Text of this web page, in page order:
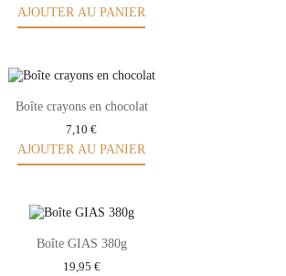
AJOUTER AU PANIER
Boîte crayons en chocolat
7,10 €
AJOUTER AU PANIER
Boîte GIAS 380g
19,95 €